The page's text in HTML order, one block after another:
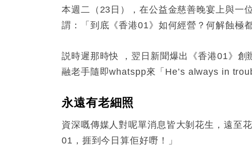
本週二（23日），在公益金慈善晚宴上與一
謂：「到底《香港01》如何經營？何解蝕極都
説時遲那時快 ，翌日新聞爆出《香港01》
融老手隨即whatspp來「He’s always in
永遠有老細照
資深嘅傳媒人對呢單消息皆大剝花生，遠至
01，捱到今日算佢好嘢！」